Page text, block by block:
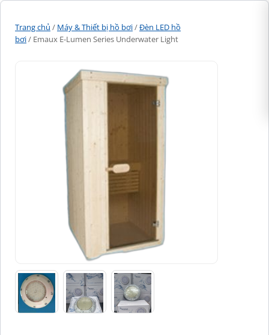
Trang chủ / Máy & Thiết bị hồ bơi/Đèn LED hồ
bơi/ Emaux E-Lumen Series Underwater Light